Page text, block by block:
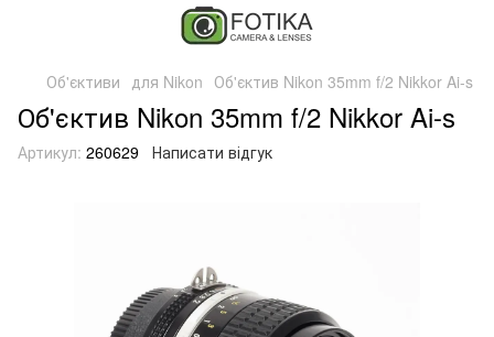
Об'єктиви для Nikon Об'єктив Nikon 35mm f/2 Nikkor Ai-s
Об'єктив Nikon 35mm f/2 Nikkor Ai-s
Артикул: 260629 Написати відгук